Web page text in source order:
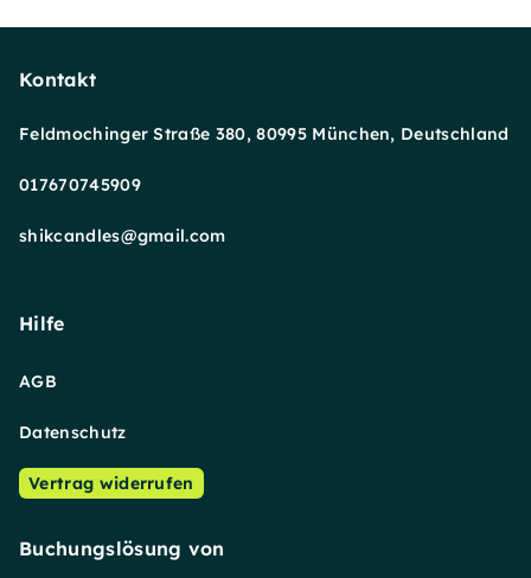
Kontakt
Feldmochinger Straße 380, 80995 München, Deutschland
017670745909
shikcandles@gmail.com
Hilfe
AGB
Datenschutz
Vertrag widerrufen
Buchungslösung von